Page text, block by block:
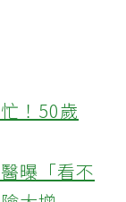
！50歲
曝「看不